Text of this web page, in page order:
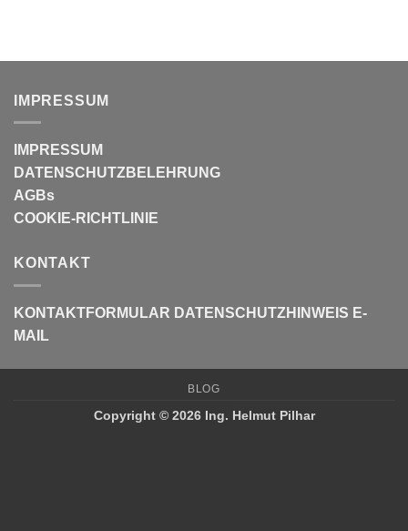
IMPRESSUM
IMPRESSUM
DATENSCHUTZBELEHRUNG
AGBs
COOKIE-RICHTLINIE
KONTAKT
KONTAKTFORMULAR DATENSCHUTZHINWEIS E-
MAIL
BLOG
Copyright © 2026 Ing. Helmut Pilhar